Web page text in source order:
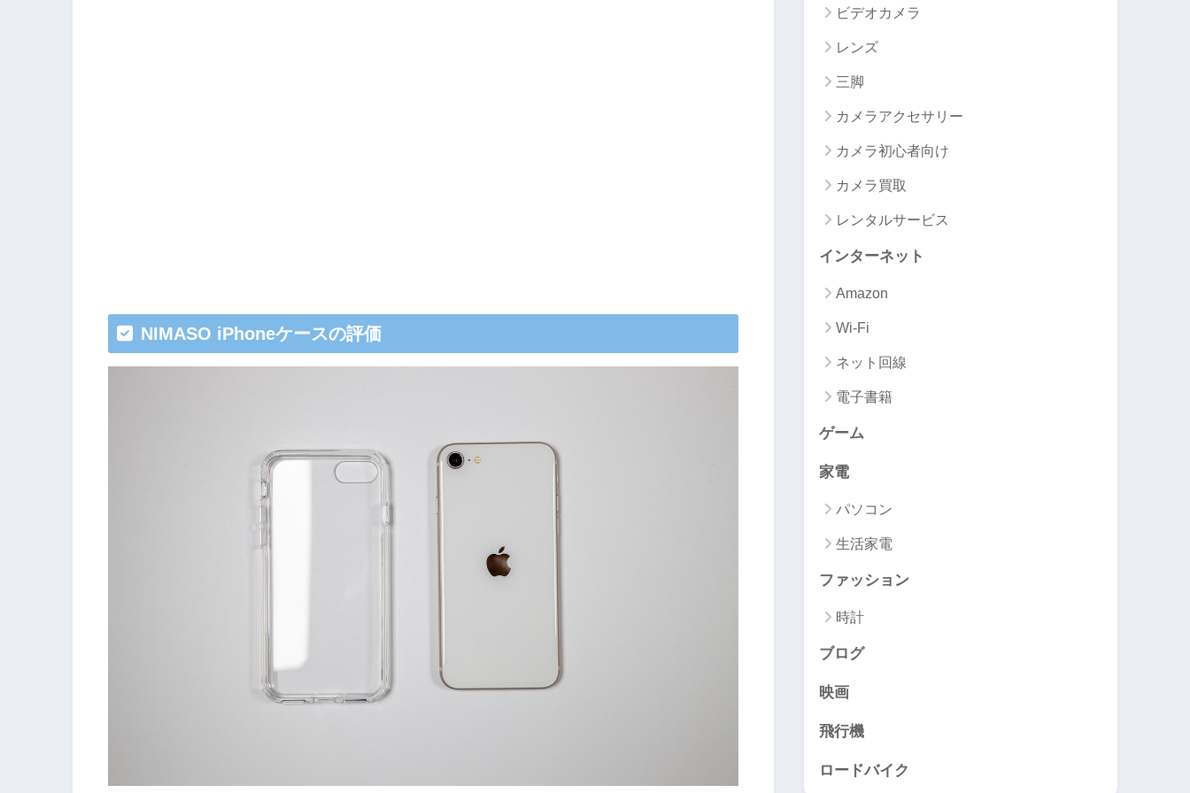
NIMASO iPhoneケースの評価
ビデオカメラ
レンズ
三脚
カメラアクセサリー
カメラ初心者向け
カメラ買取
レンタルサービス
インターネット
Amazon
Wi-Fi
ネット回線
電子書籍
ゲーム
家電
パソコン
生活家電
ファッション
時計
ブログ
映画
飛行機
ロードバイク